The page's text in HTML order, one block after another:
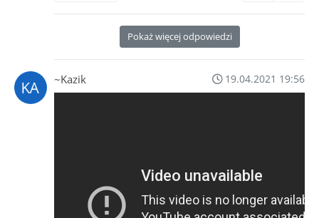
Pokaż więcej odpowiedzi
~Kazik 19.04.2021 19:56